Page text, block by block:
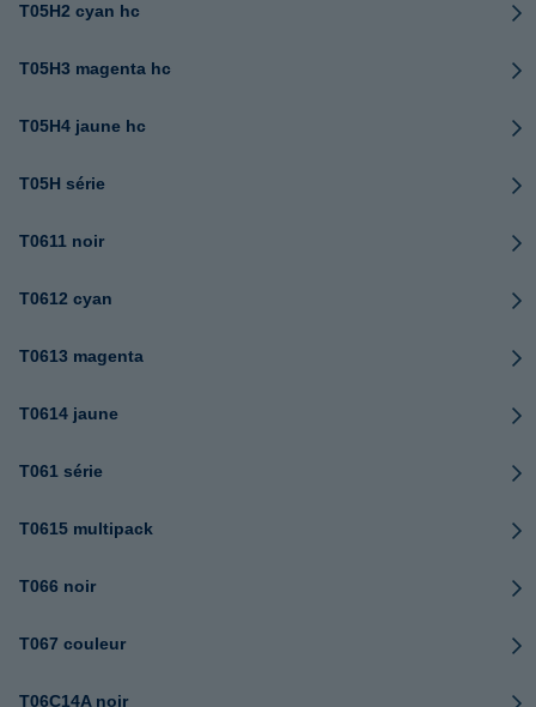
T05H2 cyan hc
T05H3 magenta hc
T05H4 jaune hc
T05H série
T0611 noir
T0612 cyan
T0613 magenta
T0614 jaune
T061 série
T0615 multipack
T066 noir
T067 couleur
T06C14A noir